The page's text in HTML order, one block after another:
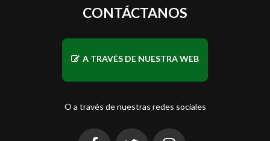
CONTÁCTANOS
A TRAVÉS DE NUESTRA WEB
O a través de nuestras redes sociales